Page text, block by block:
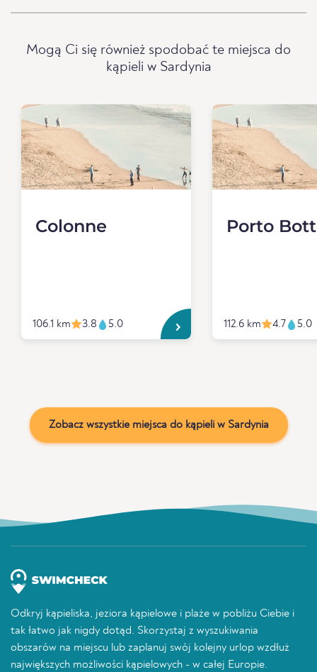
Mogą Ci się również spodobać te miejsca do
kąpieli w Sardynia
Colonne
106.1 km 3.8 5.0
Porto
112.6 km 4.7 5.0
Zobacz wszystkie miejsca do kąpieli w Sardynia
Odkryj kąpieliska, jeziora kąpielowe i plaże w pobliżu Ciebie i
tak łatwo jak nigdy dotąd. Skorzystaj z wyszukiwania
obszarów na miejscu lub zaplanuj swój kolejny urlop wzdłuż
największych możliwości kąpielowych - w całej Europie.